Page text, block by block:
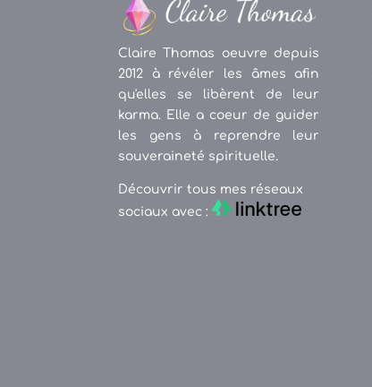
Claire Thomas oeuvre depuis
2012 à révéler les âmes afin
qu'elles se libèrent de leur
karma. Elle a coeur de guider
les gens à reprendre leur
souveraineté spirituelle.
Découvrir tous mes réseaux
sociaux avec :